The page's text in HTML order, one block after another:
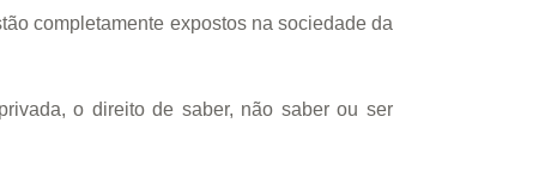
completamente expostos na sociedade da
o direito de saber, não saber ou ser